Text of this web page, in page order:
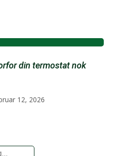
din termostat nok
12, 2026